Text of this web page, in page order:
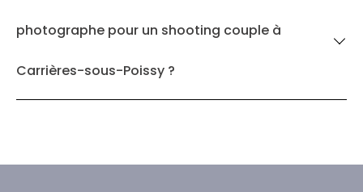
photographe pour un shooting couple à
Carrières-sous-Poissy ?